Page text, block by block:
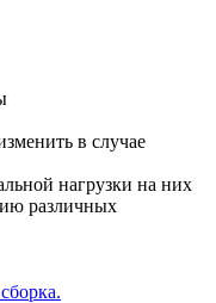
в случае
нагрузки на них
различных